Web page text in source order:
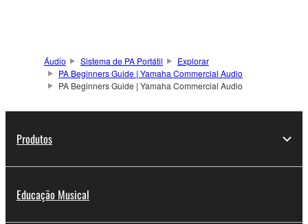
Áudio Sistema de PA Portátil
Explorar
PA Beginners Guide | Yamaha Commercial Audio
PA Beginners Guide | Yamaha Commercial Audio
Produtos
Educação Musical